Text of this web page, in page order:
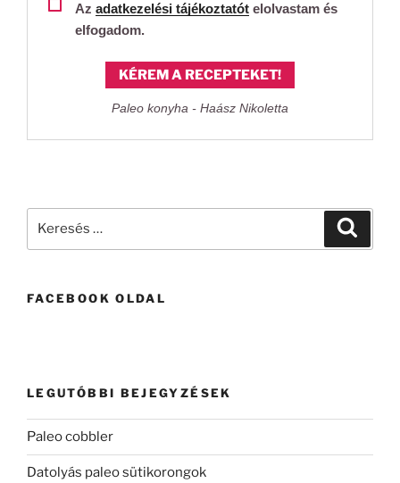
Az adatkezelési tájékoztatótelolvastam és
elfogadom.
KÉREM A RECEPTEKET!
Paleo konyha - Haász Nikoletta
FACEBOOK OLDAL
LEGUTÓBBI BEJEGYZÉSEK
Paleo cobbler
Datolyás paleo sütikorongok